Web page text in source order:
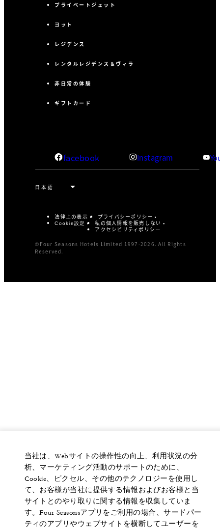
プライベートジェット
ヨット
レジデンス
レンタルレジデンス＆ヴィラ
非日常の体験
ギフトカード
facebook Instagram
法律上の表示 プライバシーポリシー
Cookie設定
私の個人情報を販売しない
アクセシビリティポリシー
©Four Seasons Hotels Limited 1997-2026. All Rights
Reserved.
当社は、Webサイトの操作性の向上、利用状況の分
析、マーケティング活動のサポートのために、
Cookie、ピクセル、その他のテクノロジーを使用し
て、お客様が当社に提供する情報およびお客様と当
サイトとのやり取りに関する情報を収集していま
す。Four Seasonsアプリをご利用の場合、サードパー
ティのアプリやウェブサイトを横断してユーザーを